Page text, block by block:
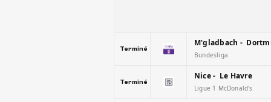
Terminé
M'gladbach -
Bundesliga
Terminé
Nice - Le Havre
Ligue 1 McDonald's